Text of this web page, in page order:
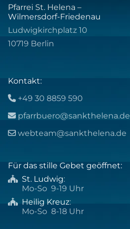
Pfarrei St. Helena –
Wilmersdorf-Friedenau
Ludwigkirchplatz 10
10719 Berlin
Kontakt:
 +49 30 8859 590
 pfarrbuero@sankthelena.de
 webteam@sankthelena.de
Für das stille Gebet geöffnet:
 St. Ludwig:
Mo-So 9-19 Uhr
 Heilig Kreuz:
Mo-So 8-18 Uhr